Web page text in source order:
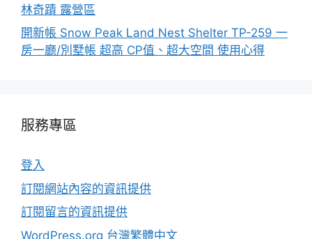
林奇蹟 露營區
開新帳 Snow Peak Land Nest Shelter TP-259 一
房一廳/別墅帳 超高 CP值、超大空間 使用心得
服務專區
登入
訂閱網站內容的資訊提供
訂閱留言的資訊提供
WordPress.org 台灣繁體中文